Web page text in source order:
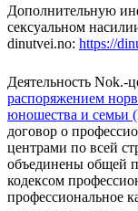
Дополнительную
сексуальном
dinutvei.no: https://
Деятельность Nok.-
распоряжением
юношества и семьи
договор о
центрами по всей
объединены общей
кодексом
профессиональное